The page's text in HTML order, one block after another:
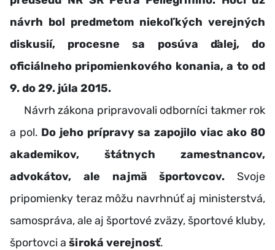
návrh bol predmetom niekoľkých verejných
diskusií, procesne sa posúva ďalej, do
oficiálneho pripomienkového konania, a to od
9. do 29. júla 2015.
Návrh zákona pripravovali odborníci takmer rok
a pol. Do jeho prípravy sa zapojilo viac ako 80
akademikov, štátnych zamestnancov,
advokátov, ale najmä športovcov. Svoje
pripomienky teraz môžu navrhnúť aj ministerstvá,
samospráva, ale aj športové zväzy, športové kluby,
športovci a široká verejnosť.